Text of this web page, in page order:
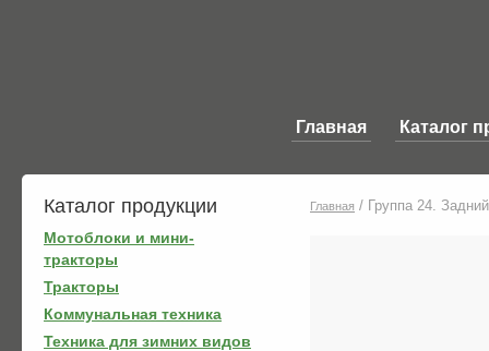
Главная Каталог
Каталог продукции
Мотоблоки и мини-
тракторы
Тракторы
Коммунальная техника
Техника для зимних видов
Главная / Группа 24.